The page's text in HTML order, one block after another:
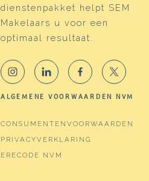
Verwarming
Warm water
Cv-ketel
Kadastrale gegevens
Eigendomssituatie
dienstenpakket helpt SEM
Makelaars u voor een
optimaal resultaat.
ALGEMENE VOORWAARDEN NVM
CONSUMENTENVOORWAARDEN
PRIVACYVERKLARING
ERECODE NVM